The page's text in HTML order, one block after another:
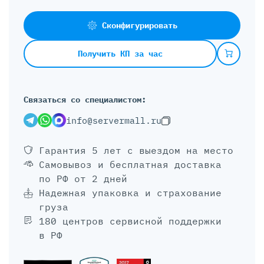
Сконфигурировать
Получить КП за час
Связаться со специалистом:
info@servermall.ru
Гарантия 5 лет с выездом на место
Самовывоз и бесплатная доставка
по РФ от 2 дней
Надежная упаковка и страхование
груза
180 центров сервисной поддержки
в РФ